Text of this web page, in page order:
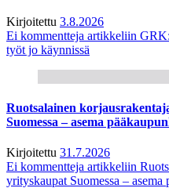
Kirjoitettu 3.8.2026
Ei kommentteja artikkeliin
työt jo käynnissä
Ruotsalainen
Suomessa – asema
Kirjoitettu 31.7.2026
Ei kommentteja artikkeliin
yrityskaupat Suomessa –